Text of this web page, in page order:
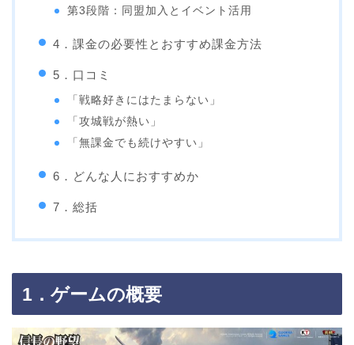
第3段階：同盟加入とイベント活用
4．課金の必要性とおすすめ課金方法
5．口コミ
「戦略好きにはたまらない」
「攻城戦が熱い」
「無課金でも続けやすい」
6．どんな人におすすめか
7．総括
1．ゲームの概要